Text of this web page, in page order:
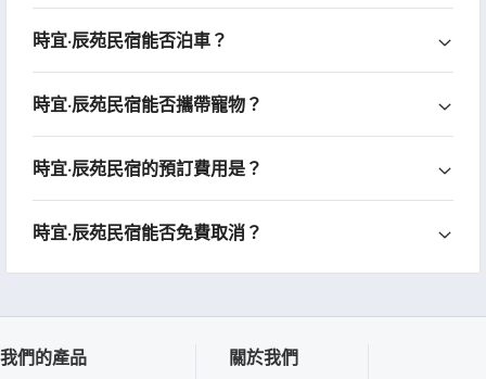
時宜·辰苑民宿能否泊車？
時宜·辰苑民宿能否攜帶寵物？
時宜·辰苑民宿的預訂費用是？
時宜·辰苑民宿能否免費取消？
我們的產品 關於我們